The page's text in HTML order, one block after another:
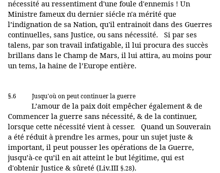
nécessité au ressentiment d'une foule d'ennemis ! Un
Ministre fameux du dernier siécle n'a mérité que
l’indignation de sa Nation, qu'il entrainoit dans des Guerres
continuelles, sans Justice, ou sans nécessité. Si par ses
talens, par son travail infatigable, il lui procura des succès
brillans dans le Champ de Mars, il lui attira, au moins pour
un tems, la haine de l’Europe entière.
§.6 Jusqu'où on peut continuer la guerre
L’amour de la paix doit empêcher également & de
Commencer la guerre sans nécessité, & de la continuer,
lorsque cette nécessité vient à cesser. Quand un Souverain
a été réduit à prendre les armes, pour un sujet juste &
important, il peut pousser les opérations de la Guerre,
jusqu’à-ce qu’il en ait atteint le but légitime, qui est
d'obtenir Justice & sûreté (Liv.III §.28).